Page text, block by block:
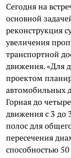
Сегодня на
основной
реконструкция
увеличения
транспортной
движения. «Для
проектом
автомобильных
Горная до
движения с 3 до
полос для
пересечения
способностью